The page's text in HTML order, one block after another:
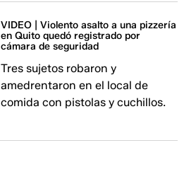
VIDEO | Violento asalto a una pizzería
en Quito quedó registrado por
cámara de seguridad
Tres sujetos robaron y
amedrentaron en el local de
comida con pistolas y cuchillos.